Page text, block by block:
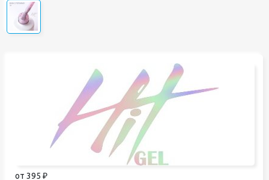
от 395 ₽